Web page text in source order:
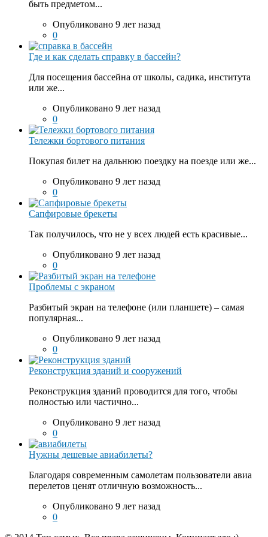
быть предметом...
Опубликовано 9 лет назад
0
Где и как сделать справку в бассейн?
Для посещения бассейна от школы, садика, института
или же...
Опубликовано 9 лет назад
0
Тележки бортового питания
Покупая билет на дальнюю поездку на поезде или же...
Опубликовано 9 лет назад
0
Сапфировые брекеты
Так получилось, что не у всех людей есть красивые...
Опубликовано 9 лет назад
0
Проблемы с экраном
Разбитый экран на телефоне (или планшете) – самая
популярная...
Опубликовано 9 лет назад
0
Реконструкция зданий и сооружений
Реконструкция зданий проводится для того, чтобы
полностью или частично...
Опубликовано 9 лет назад
0
Нужны дешевые авиабилеты?
Благодаря современным самолетам пользователи авиа
перелетов ценят отличную возможность...
Опубликовано 9 лет назад
0